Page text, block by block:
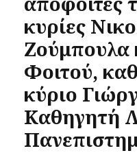
κυρίες
Ζούμπουλα
Φοιτού,
κύριο
Καθηγητή